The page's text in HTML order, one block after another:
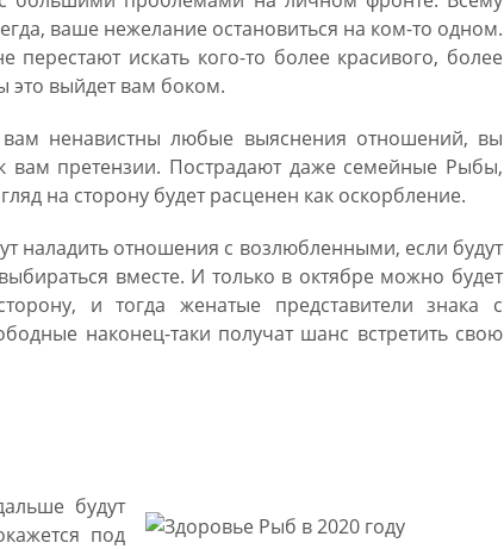
ваше нежелание остановиться на ком-то одном.
искать кого-то более красивого, более
это выйдет вам боком.
ненавистны любые выяснения отношений, вы
вам претензии. Пострадают даже семейные Рыбы,
на сторону будет расценен как оскорбление.
наладить отношения с возлюбленными, если будут
вместе. И только в октябре можно будет
и тогда женатые представители знака с
наконец-таки получат шанс встретить свою
будут
под